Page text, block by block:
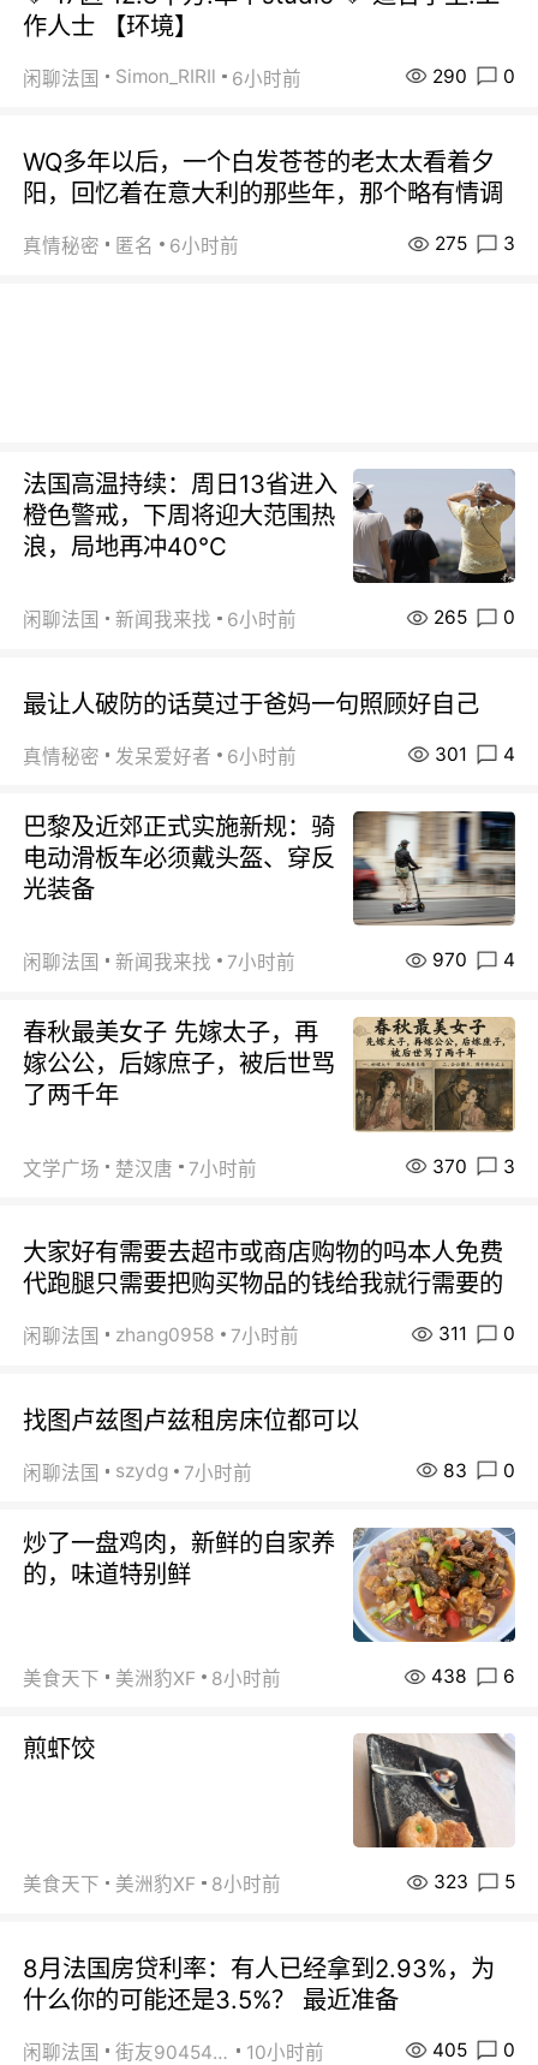
作人士 【环境】
闲聊法国 Simon_RIRIl 6小时前 290 0
WQ多年以后，一个白发苍苍的老太太看着夕
阳，回忆着在意大利的那些年，那个略有情调
真情秘密 匿名 6小时前 275 3
法国高温持续：周日13省进入
橙色警戒，下周将迎大范围热
浪，局地再冲40℃
闲聊法国 新闻我来找 6小时前 265 0
最让人破防的话莫过于爸妈一句照顾好自己
真情秘密 发呆爱好者 6小时前 301 4
巴黎及近郊正式实施新规：骑
电动滑板车必须戴头盔、穿反
光装备
闲聊法国 新闻我来找 7小时前 970 4
春秋最美女子 先嫁太子，再
嫁公公，后嫁庶子，被后世骂
了两千年
文学广场 楚汉唐 7小时前 370 3
大家好有需要去超市或商店购物的吗本人免费
代跑腿只需要把购买物品的钱给我就行需要的
闲聊法国 zhang0958 7小时前 311 0
找图卢兹图卢兹租房床位都可以
闲聊法国 szydg 7小时前 83 0
炒了一盘鸡肉，新鲜的自家养
的，味道特别鲜
美食天下 美洲豹XF 8小时前 438 6
煎虾饺
美食天下 美洲豹XF 8小时前 323 5
8月法国房贷利率：有人已经拿到2.93%，为
什么你的可能还是3.5%？ 最近准备
闲聊法国 街友90454511 10小时前 405 0